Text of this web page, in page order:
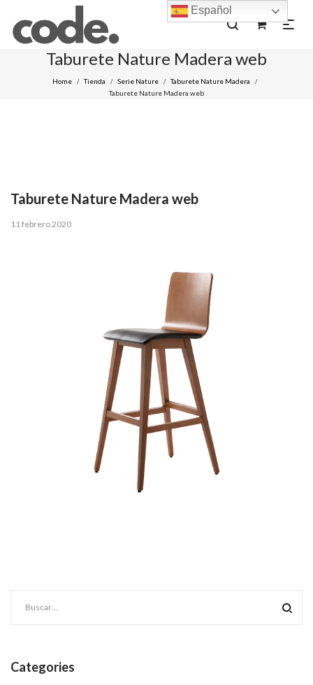
Taburete Nature Madera web
Home / Tienda / Serie Nature / Taburete Nature Madera /
Taburete Nature Madera web
Taburete Nature Madera web
Posted
11 febrero 2020
Categories
Español